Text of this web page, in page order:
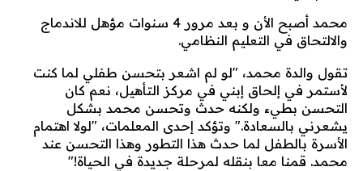
محمد أصبح الأن و بعد مرور 4 سنوات مؤهل للاندماج
والالتحاق في التعليم النظامي.
تقول والدة محمد، "لو لم اشعر بتحسن طفلي لما كنت
لأستمر في إلحاق إبني في مركز التأهيل، نعم كان
التحسن بطيء ولكنه حدث وتحسن محمد بشكل
يشعرني بالسعادة." وتؤكد إحدى المعلمات، "لولا اهتمام
الأسرة بالطفل لما حدث هذا التطور وهذا التحسن عند
محمد. قمنا معا بنقله لمرحلة جديدة في الحياة!"